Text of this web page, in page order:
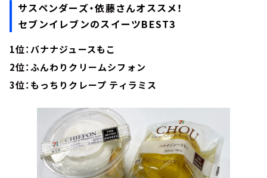
サスペンダーズ・依藤さんオススメ！
セブンイレブンのスイーツBEST3
1位：バナナジュースもこ
2位：ふんわりクリームシフォン
3位：もっちりクレープ ティラミス